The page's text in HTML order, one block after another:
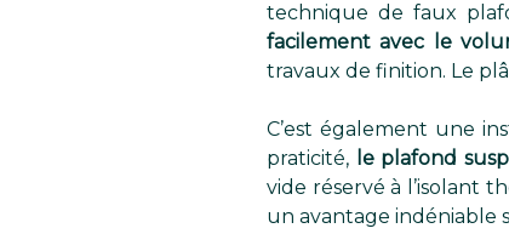
technique de faux
facilement avec le
travaux de finition. Le
C’est également une
praticité, le plafond
vide réservé à l’isolant
un avantage indéniable